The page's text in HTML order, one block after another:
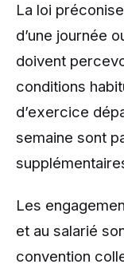
La loi
d’une journée
doivent
conditions
d’exercice
semaine sont
Les
et au salarié
convention